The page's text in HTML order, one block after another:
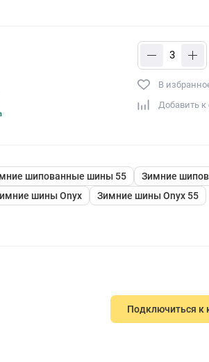
В
Добавить
шипованные шины 55
Зимние
шины Onyx
Зимние шины Onyx 55
Подключиться к